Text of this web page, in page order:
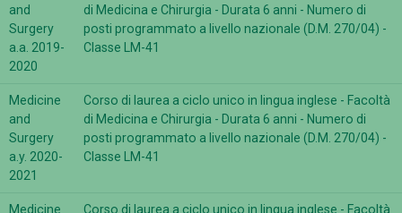
and
Surgery
a.a. 2019-
2020
di Medicina e Chirurgia - Durata 6 anni - Numero di
posti programmato a livello nazionale (D.M. 270/04) -
Classe LM-41
Medicine
and
Surgery
a.y. 2020-
2021
Corso di laurea a ciclo unico in lingua inglese - Facoltà
di Medicina e Chirurgia - Durata 6 anni - Numero di
posti programmato a livello nazionale (D.M. 270/04) -
Classe LM-41
Medicine
Corso di laurea a ciclo unico in lingua inglese - Facoltà